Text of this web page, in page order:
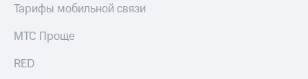
Программа
приобретения
Тарифы мобильной связи
МТС Проще
RED